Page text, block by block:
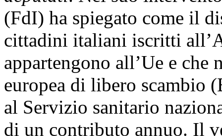
(FdI) ha spiegato come il
cittadini italiani iscritti
appartengono all’Ue e che
europea di libero scambio
al Servizio sanitario
di un contributo annuo. Il